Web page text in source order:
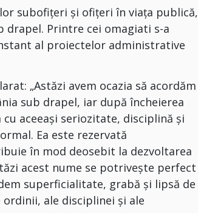
subofițeri și ofițeri în viața publică,
drapel. Printre cei omagiati s-a
al proiectelor administrative
„Astăzi avem ocazia să acordăm
sub drapel, iar după încheierea
aceeași seriozitate, disciplină și
Ea este rezervată
în mod deosebit la dezvoltarea
acest nume se potrivește perfect
superficialitate, grabă și lipsă de
ale disciplinei și ale